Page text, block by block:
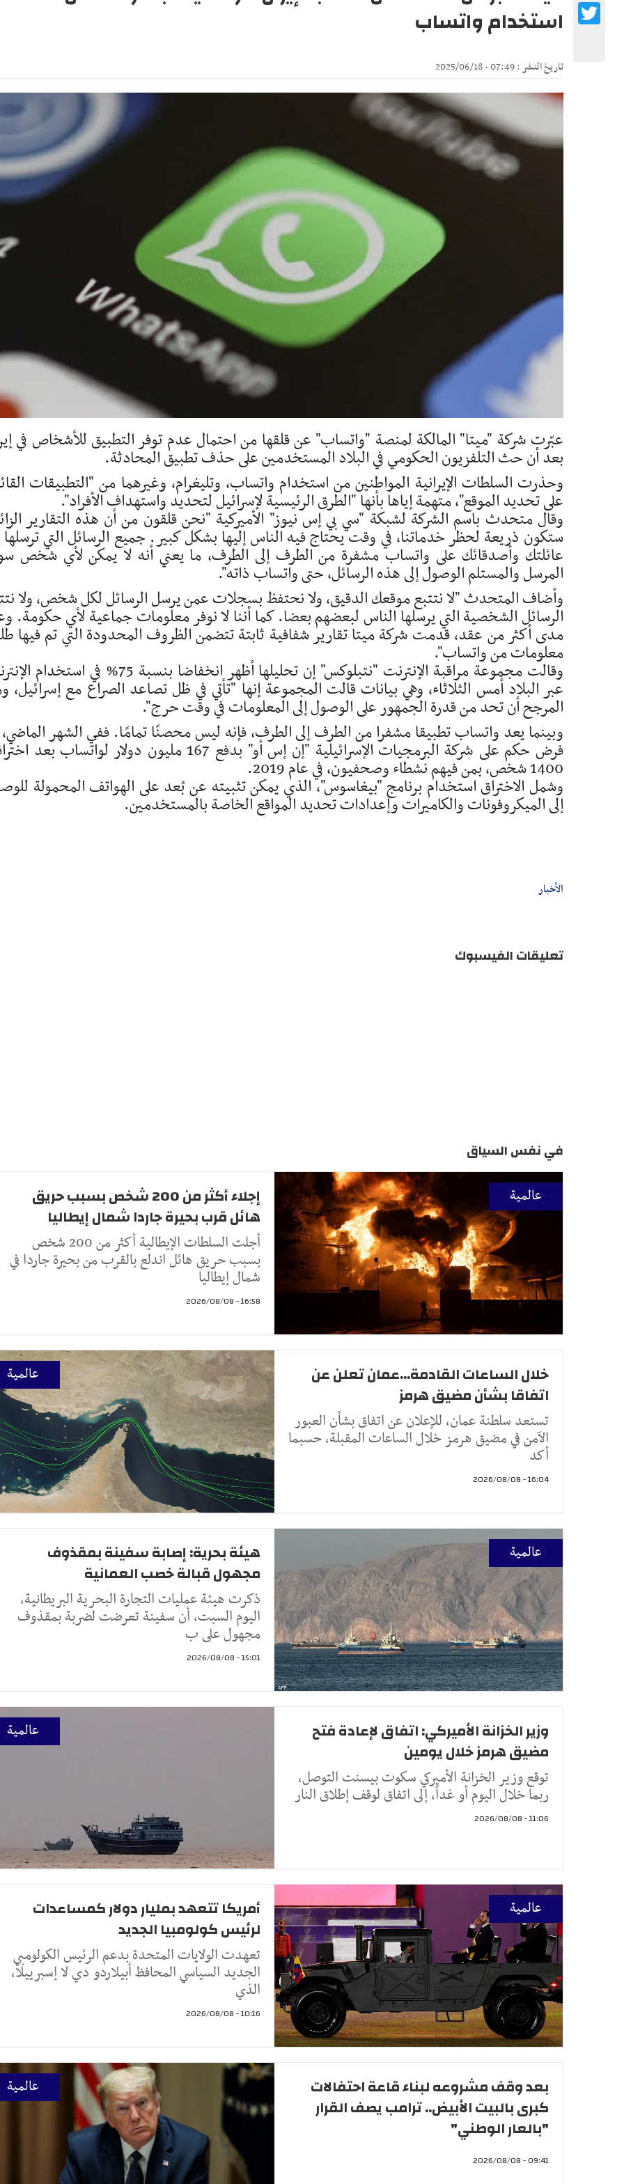
استخدام واتساب
تاريخ النشر : 07:49 - 2025/06/18
عبّرت شركة "ميتا" المالكة لمنصة "واتساب" عن قلقها من احتمال عدم توفر التطبيق للأشخاص في
بعد أن حث التلفزيون الحكومي في البلاد المستخدمين على حذف تطبيق المحادثة.
وحذرت السلطات الإيرانية المواطنين من استخدام واتساب، وتليغرام، وغيرهما من "التطبيقات
على تحديد الموقع"، متهمة إياها بأنها "الطرق الرئيسية لإسرائيل لتحديد واستهداف الأفراد".
وقال متحدث باسم الشركة لشبكة "سي بي إس نيوز" الأميركية "نحن قلقون من أن هذه التقارير
ستكون ذريعة لحظر خدماتنا، في وقت يحتاج فيه الناس إليها بشكل كبير. جميع الرسائل التي ترسلها
عائلتك وأصدقائك على واتساب مشفرة من الطرف إلى الطرف، ما يعني أنه لا يمكن لأي شخص
المرسل والمستلم الوصول إلى هذه الرسائل، حتى واتساب ذاته".
وأضاف المتحدث "لا نتتبع موقعك الدقيق، ولا نحتفظ بسجلات عمن يرسل الرسائل لكل شخص، ولا
الرسائل الشخصية التي يرسلها الناس لبعضهم بعضا. كما أننا لا نوفر معلومات جماعية لأي حكومة.
مدى أكثر من عقد، قدمت شركة ميتا تقارير شفافية ثابتة تتضمن الظروف المحدودة التي تم فيها
معلومات من واتساب".
وقالت مجموعة مراقبة الإنترنت "نتبلوكس" إن تحليلها أظهر انخفاضا بنسبة 75% في
عبر البلاد أمس الثلاثاء، وهي بيانات قالت المجموعة إنها "تأتي في ظل تصاعد الصراع مع إسرائيل،
المرجح أن تحد من قدرة الجمهور على الوصول إلى المعلومات في وقت حرج".
وبينما يعد واتساب تطبيقا مشفرا من الطرف إلى الطرف، فإنه ليس محصنًا تمامًا. ففي الشهر
فرض حكم على شركة البرمجيات الإسرائيلية "إن إس أو" بدفع 167 مليون دولار لواتساب بعد
1400 شخص، بمن فيهم نشطاء وصحفيون، في عام 2019.
وشمل الاختراق استخدام برنامج "بيغاسوس"، الذي يمكن تثبيته عن بُعد على الهواتف المحمولة
إلى الميكروفونات والكاميرات وإعدادات تحديد المواقع الخاصة بالمستخدمين.
الأخبار
Twitter
تعليقات الفيسبوك
في نفس السياق
عالمية
إجلاء أكثر من 200 شخص بسبب حريق
هائل قرب بحيرة جاردا شمال إيطاليا
أجلت السلطات الإيطالية أكثر من 200 شخص
بسبب حريق هائل اندلع بالقرب من بحيرة جاردا في
شمال إيطاليا
16:58 - 2026/08/08
عالمية
خلال الساعات القادمة...عمان تعلن عن
اتفاقا بشأن مضيق هرمز
تستعد سلطنة عمان، للإعلان عن اتفاق بشأن العبور
الآمن في مضيق هرمز خلال الساعات المقبلة، حسبما
أكد
16:04 - 2026/08/08
عالمية
هيئة بحرية: إصابة سفينة بمقذوف
مجهول قبالة خصب العمانية
ذكرت هيئة عمليات التجارة البحرية البريطانية،
اليوم السبت، أن سفينة تعرضت لضربة بمقذوف
مجهول على ب
15:01 - 2026/08/08
عالمية
وزير الخزانة الأميركي: اتفاق لإعادة فتح
مضيق هرمز خلال يومين
توقع وزير الخزانة الأميركي سكوت بيسنت التوصل،
ربما خلال اليوم أو غداً، إلى اتفاق لوقف إطلاق النار
11:06 - 2026/08/08
عالمية
أمريكا تتعهد بمليار دولار كمساعدات
لرئيس كولومبيا الجديد
تعهدت الولايات المتحدة بدعم الرئيس الكولومبي
الجديد السياسي المحافظ أبيلاردو دي لا إسبرييلا،
الذي
10:16 - 2026/08/08
عالمية
بعد وقف مشروعه لبناء قاعة احتفالات
كبرى بالبيت الأبيض.. ترامب يصف القرار
"بالعار الوطني"
09:41 - 2026/08/08